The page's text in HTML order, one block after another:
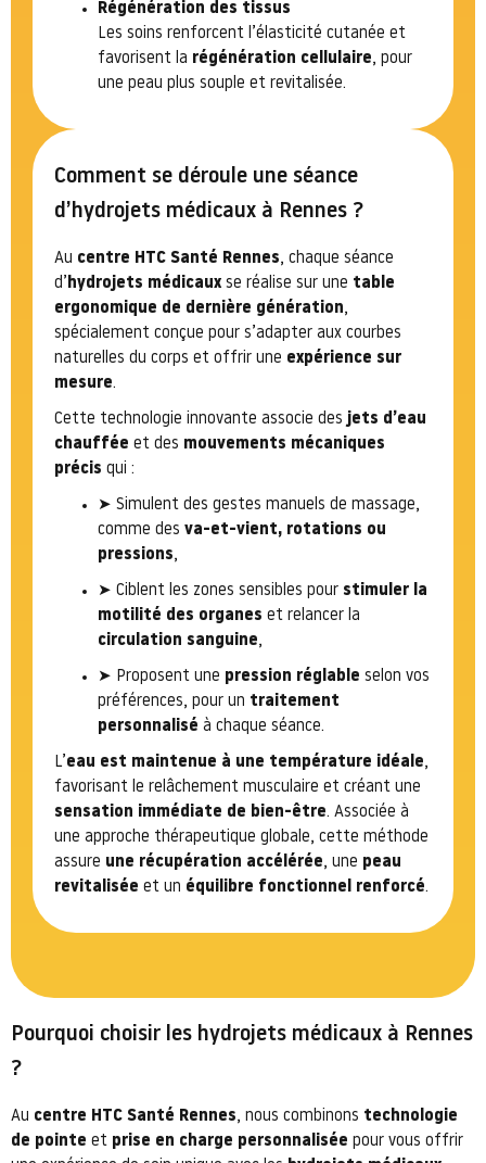
Régénération des tissus
Les soins renforcent l’élasticité cutanée et
favorisent la régénération cellulaire, pour
une peau plus souple et revitalisée.
Comment se déroule une séance
d’hydrojets médicaux à Rennes ?
Au centre HTC Santé Rennes, chaque séance
d’ hydrojets médicaux se réalise sur une table
ergonomique de dernière génération,
spécialement conçue pour s’adapter aux courbes
naturelles du corps et offrir une expérience sur
mesure.
Cette technologie innovante associe desjets d’eau
chauffée et des mouvements mécaniques
précis qui :
➤ Simulent des gestes manuels de massage,
comme des va-et-vient, rotations ou
pressions,
➤ Ciblent les zones sensibles pour stimuler la
motilité des organes et relancer la
circulation sanguine,
➤ Proposent une pression réglable selon vos
préférences, pour un traitement
personnalisé à chaque séance.
L’ eau est maintenue à une température idéale,
favorisant le relâchement musculaire et créant une
sensation immédiate de bien-être. Associée à
une approche thérapeutique globale, cette méthode
assure une récupération accélérée, une peau
revitalisée et un équilibre fonctionnel renforcé.
Pourquoi choisir les hydrojets médicaux à Rennes
?
Au centre HTC Santé Rennes, nous combinons technologie
de pointe et prise en charge personnalisée pour vous offrir